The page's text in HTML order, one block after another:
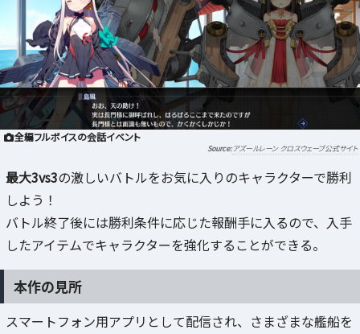
全編フルボイスの会話イベント
アズールレーン クロスウェーブ公式サイト
最大3vs3の激しいバトルをお気に入りのキャラクターで勝利
しよう！
バトル終了後には勝利条件に応じた報酬手に入るので、入手
したアイテムでキャラクターを強化することができる。
本作の見所
スマートフォン用アプリとして配信され、さまざまな艦船を